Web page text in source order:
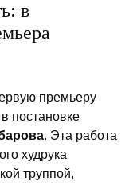
в
премьеру
постановке
. Эта работа
худрука
труппой,